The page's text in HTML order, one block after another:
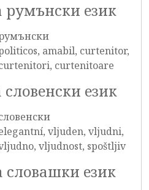
език
amabil, curtenitor,
curtenitoare
език
vljuden, vljudni,
vljudnost, spoštljiv
език